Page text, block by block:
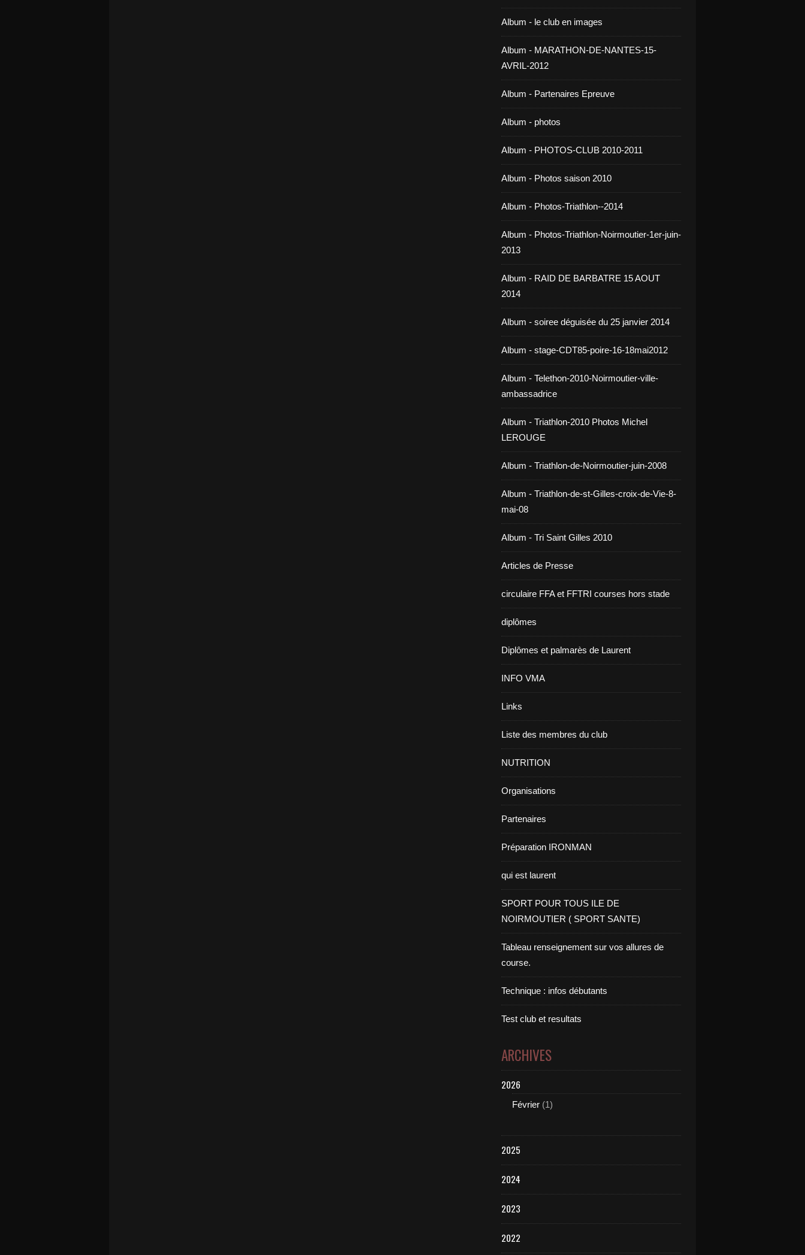
Album - le club en images
Album - MARATHON-DE-NANTES-15-
AVRIL-2012
Album - Partenaires Epreuve
Album - photos
Album - PHOTOS-CLUB 2010-2011
Album - Photos saison 2010
Album - Photos-Triathlon--2014
Album - Photos-Triathlon-Noirmoutier-1er-juin-
2013
Album - RAID DE BARBATRE 15 AOUT
2014
Album - soiree déguisée du 25 janvier 2014
Album - stage-CDT85-poire-16-18mai2012
Album - Telethon-2010-Noirmoutier-ville-
ambassadrice
Album - Triathlon-2010 Photos Michel
LEROUGE
Album - Triathlon-de-Noirmoutier-juin-2008
Album - Triathlon-de-st-Gilles-croix-de-Vie-8-
mai-08
Album - Tri Saint Gilles 2010
Articles de Presse
circulaire FFA et FFTRI courses hors stade
diplômes
Diplômes et palmarès de Laurent
INFO VMA
Links
Liste des membres du club
NUTRITION
Organisations
Partenaires
Préparation IRONMAN
qui est laurent
SPORT POUR TOUS ILE DE
NOIRMOUTIER ( SPORT SANTE)
Tableau renseignement sur vos allures de
course.
Technique : infos débutants
Test club et resultats
ARCHIVES
2026
Février (1)
2025
2024
2023
2022